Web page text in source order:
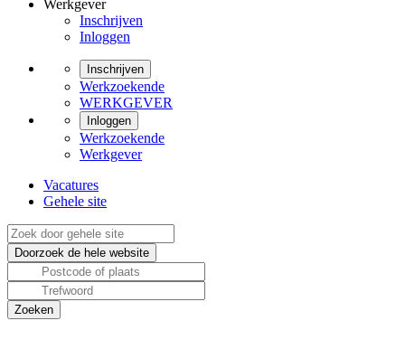
Werkgever
Inschrijven
Inloggen
Inschrijven
Werkzoekende
WERKGEVER
Inloggen
Werkzoekende
Werkgever
Vacatures
Gehele site